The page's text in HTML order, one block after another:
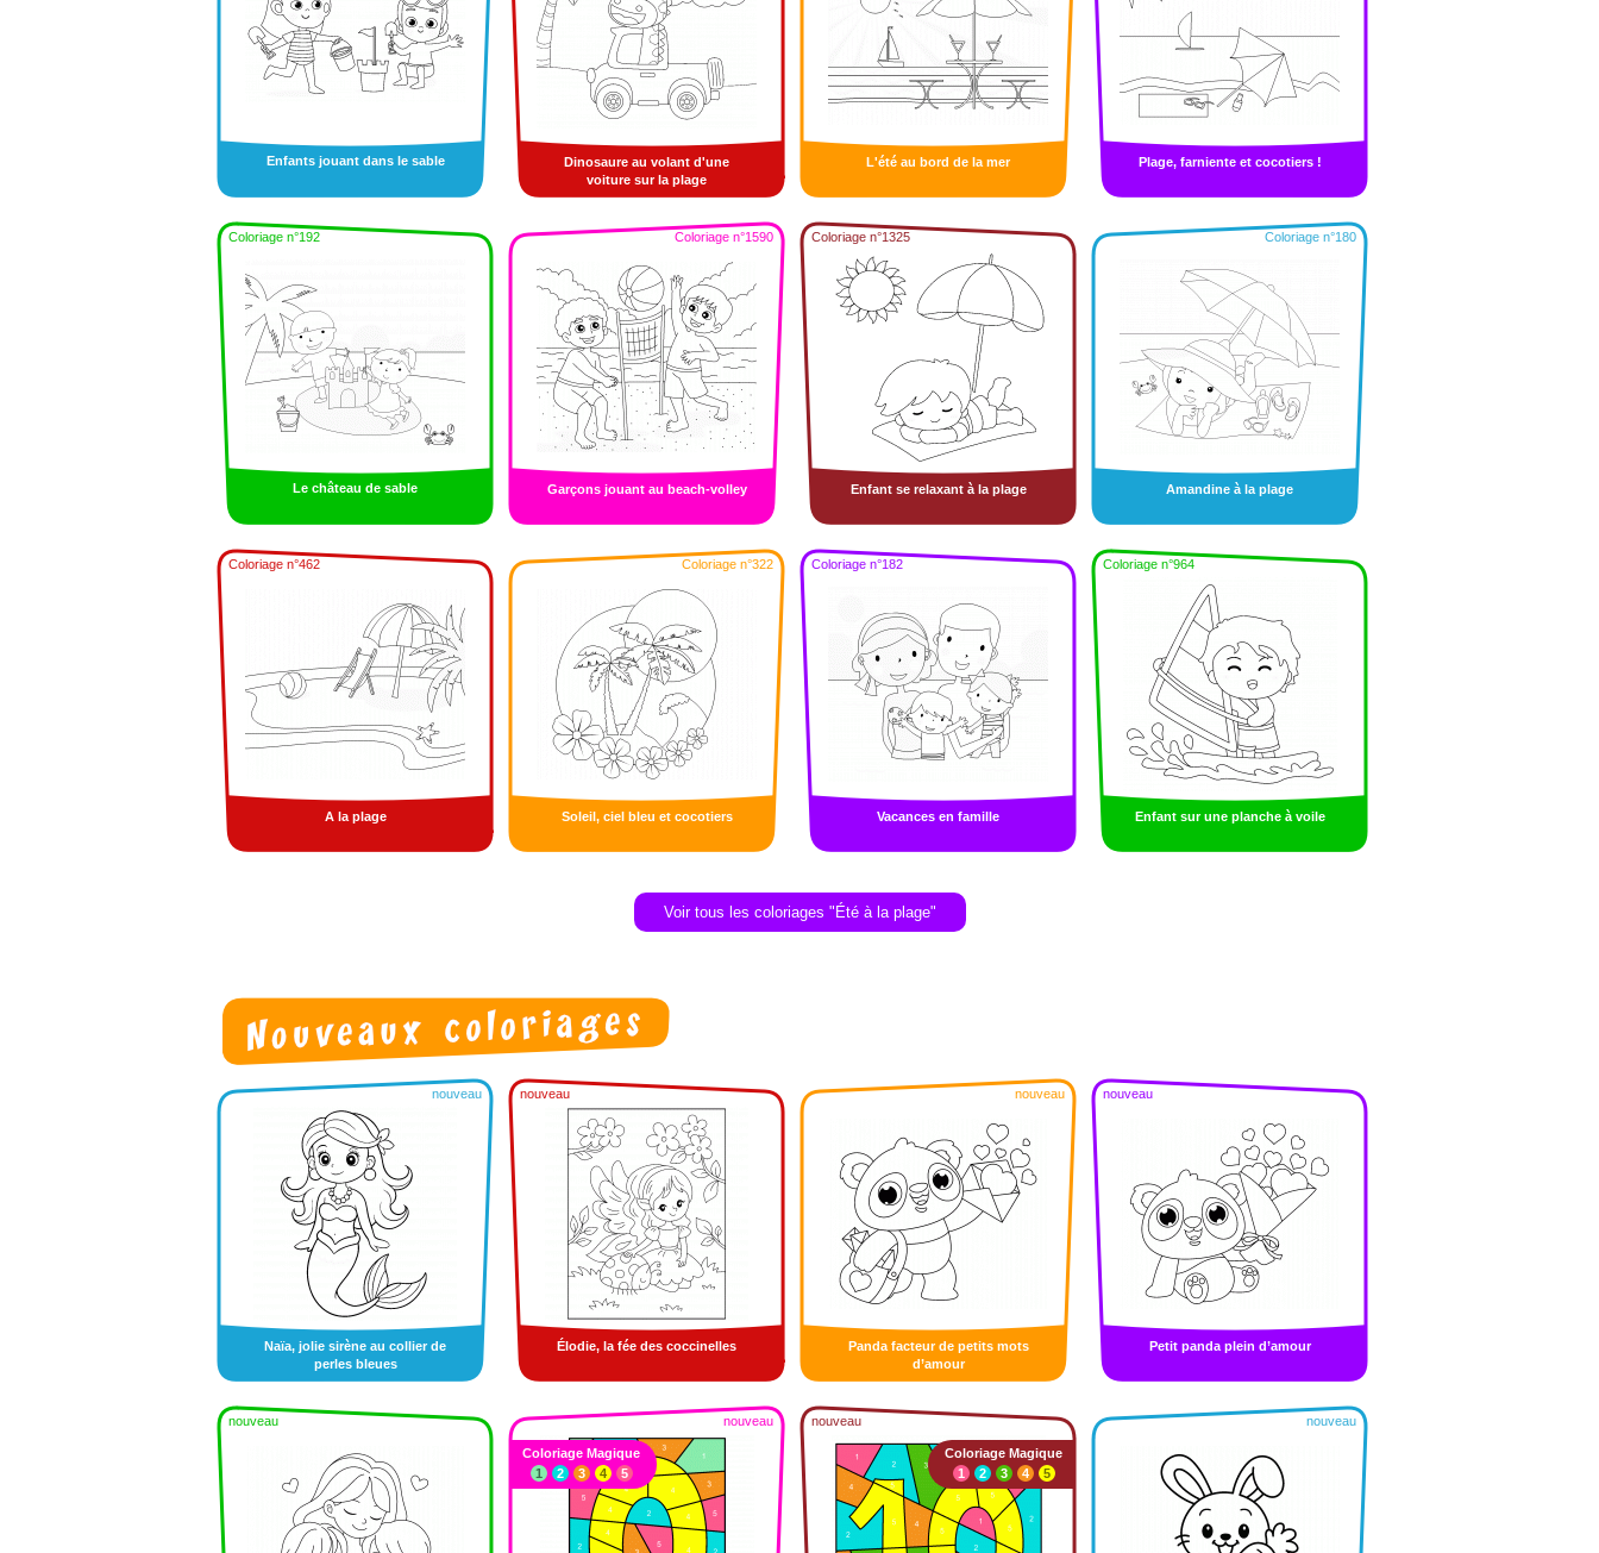
Enfants jouant dans le sable
Dinosaure au volant d'une
voiture sur la plage
L'été au bord de la mer Plage, farniente et cocotiers !
Coloriage n°192
Le château de sable
Coloriage n°1590
Garçons jouant au beach-volley
Coloriage n°1325
Enfant se relaxant à la plage
Coloriage n°180
Amandine à la plage
Coloriage n°462
A la plage
Coloriage n°322
Soleil, ciel bleu et cocotiers
Coloriage n°182
Vacances en famille
Coloriage n°964
Enfant sur une planche à voile
Voir tous les coloriages "Été à la plage"
nouveau
Naïa, jolie sirène au collier de
perles bleues
nouveau
Élodie, la fée des coccinelles
nouveau
Panda facteur de petits mots
d’amour
nouveau
Petit panda plein d’amour
nouveau nouveau
Coloriage Magique
1
2 3 4 5
nouveau
Coloriage Magique
1
2 3 4 5
nouveau